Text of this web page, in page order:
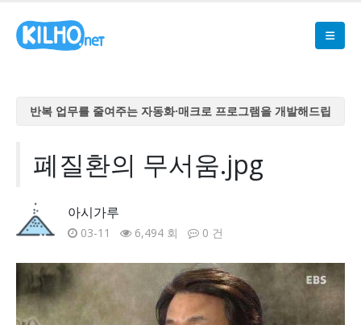
반복 업무를 줄여주는 자동화·매크로 프로그램을 개발해드립
반복 업무를 줄여주는 자동화·매크로 프로그램을 개발해드립
니다
반복 업무를 줄여주는 자동화·매크로 프로그램을 개발해드립
반복 업무를 줄여주는 자동화·매크로 프로그램을 개발해드립
니다
폐질환의 무서움.jpg
아시가루
03-11 6,494 회 0 건